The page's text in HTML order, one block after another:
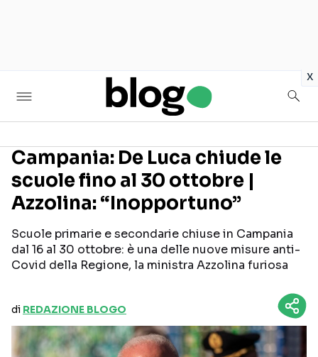
x
Seguici sui social
Campania: De Luca chiude le
scuole fino al 30 ottobre |
Azzolina: “Inopportuno”
Scuole primarie e secondarie chiuse in Campania
dal 16 al 30 ottobre: è una delle nuove misure anti-
Covid della Regione, la ministra Azzolina furiosa
di REDAZIONE BLOGO